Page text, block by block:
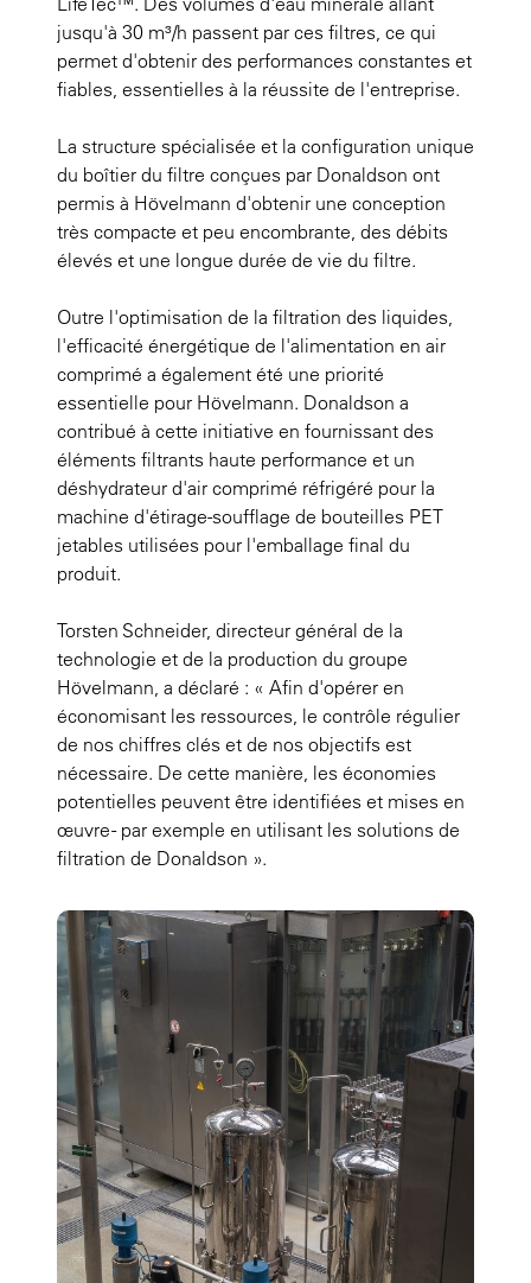
jusqu'à 30 m³/h passent par ces filtres, ce qui
permet d'obtenir des performances constantes et
fiables, essentielles à la réussite de l'entreprise.
La structure spécialisée et la configuration unique
du boîtier du filtre conçues par Donaldson ont
permis à Hövelmann d'obtenir une conception
très compacte et peu encombrante, des débits
élevés et une longue durée de vie du filtre.
Outre l'optimisation de la filtration des liquides,
l'efficacité énergétique de l'alimentation en air
comprimé a également été une priorité
essentielle pour Hövelmann. Donaldson a
contribué à cette initiative en fournissant des
éléments filtrants haute performance et un
déshydrateur d'air comprimé réfrigéré pour la
machine d'étirage-soufflage de bouteilles PET
jetables utilisées pour l'emballage final du
produit.
Torsten Schneider, directeur général de la
technologie et de la production du groupe
Hövelmann, a déclaré : « Afin d'opérer en
économisant les ressources, le contrôle régulier
de nos chiffres clés et de nos objectifs est
nécessaire. De cette manière, les économies
potentielles peuvent être identifiées et mises en
œuvre - par exemple en utilisant les solutions de
filtration de Donaldson ».